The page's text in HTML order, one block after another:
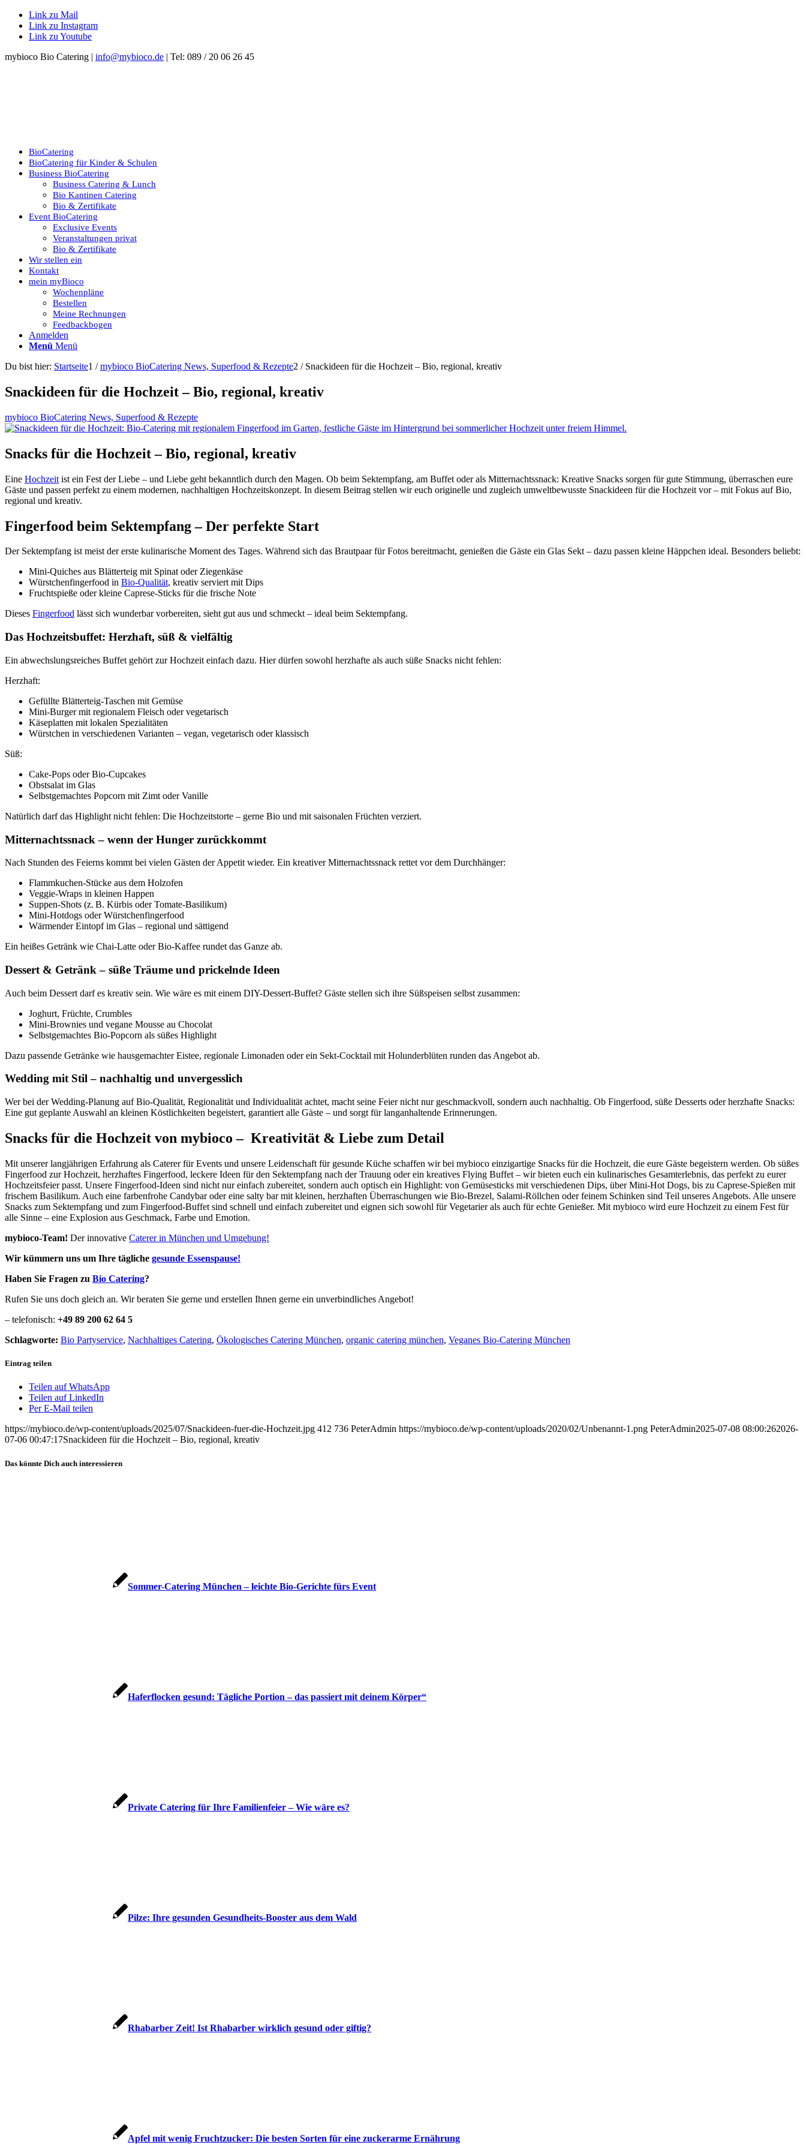
Link zu Mail
Link zu Instagram
Link zu Youtube
mybioco Bio Catering | info@mybioco.de | Tel: 089 / 20 06 26 45
BioCatering
BioCatering für Kinder & Schulen
Business BioCatering
Business Catering & Lunch
Bio Kantinen Catering
Bio & Zertifikate
Event BioCatering
Exclusive Events
Veranstaltungen privat
Bio & Zertifikate
Wir stellen ein
Kontakt
mein myBioco
Wochenpläne
Bestellen
Meine Rechnungen
Feedbackbogen
Anmelden
Menü Menü
Du bist hier: Startseite1 / mybioco BioCatering News, Superfood & Rezepte2 / Snackideen für die Hochzeit – Bio, regional, kreativ
Snackideen für die Hochzeit – Bio, regional, kreativ
mybioco BioCatering News, Superfood & Rezepte
Snacks für die Hochzeit – Bio, regional, kreativ
Eine Hochzeit ist ein Fest der Liebe – und Liebe geht bekanntlich durch den Magen. Ob beim Sektempfang, am Buffet oder als Mitternachtssnack: Kreative Snacks sorgen für gute Stimmung, überraschen eure
Gäste und passen perfekt zu einem modernen, nachhaltigen Hochzeitskonzept. In diesem Beitrag stellen wir euch originelle und zugleich umweltbewusste Snackideen für die Hochzeit vor – mit Fokus auf Bio,
regional und kreativ.
Fingerfood beim Sektempfang – Der perfekte Start
Der Sektempfang ist meist der erste kulinarische Moment des Tages. Während sich das Brautpaar für Fotos bereitmacht, genießen die Gäste ein Glas Sekt – dazu passen kleine Häppchen ideal. Besonders beliebt:
Mini-Quiches aus Blätterteig mit Spinat oder Ziegenkäse
Würstchenfingerfood in Bio-Qualität, kreativ serviert mit Dips
Fruchtspieße oder kleine Caprese-Sticks für die frische Note
Dieses Fingerfood lässt sich wunderbar vorbereiten, sieht gut aus und schmeckt – ideal beim Sektempfang.
Das Hochzeitsbuffet: Herzhaft, süß & vielfältig
Ein abwechslungsreiches Buffet gehört zur Hochzeit einfach dazu. Hier dürfen sowohl herzhafte als auch süße Snacks nicht fehlen:
Herzhaft:
Gefüllte Blätterteig-Taschen mit Gemüse
Mini-Burger mit regionalem Fleisch oder vegetarisch
Käseplatten mit lokalen Spezialitäten
Würstchen in verschiedenen Varianten – vegan, vegetarisch oder klassisch
Süß:
Cake-Pops oder Bio-Cupcakes
Obstsalat im Glas
Selbstgemachtes Popcorn mit Zimt oder Vanille
Natürlich darf das Highlight nicht fehlen: Die Hochzeitstorte – gerne Bio und mit saisonalen Früchten verziert.
Mitternachtssnack – wenn der Hunger zurückkommt
Nach Stunden des Feierns kommt bei vielen Gästen der Appetit wieder. Ein kreativer Mitternachtssnack rettet vor dem Durchhänger:
Flammkuchen-Stücke aus dem Holzofen
Veggie-Wraps in kleinen Happen
Suppen-Shots (z. B. Kürbis oder Tomate-Basilikum)
Mini-Hotdogs oder Würstchenfingerfood
Wärmender Eintopf im Glas – regional und sättigend
Ein heißes Getränk wie Chai-Latte oder Bio-Kaffee rundet das Ganze ab.
Dessert & Getränk – süße Träume und prickelnde Ideen
Auch beim Dessert darf es kreativ sein. Wie wäre es mit einem DIY-Dessert-Buffet? Gäste stellen sich ihre Süßspeisen selbst zusammen:
Joghurt, Früchte, Crumbles
Mini-Brownies und vegane Mousse au Chocolat
Selbstgemachtes Bio-Popcorn als süßes Highlight
Dazu passende Getränke wie hausgemachter Eistee, regionale Limonaden oder ein Sekt-Cocktail mit Holunderblüten runden das Angebot ab.
Wedding mit Stil – nachhaltig und unvergesslich
Wer bei der Wedding-Planung auf Bio-Qualität, Regionalität und Individualität achtet, macht seine Feier nicht nur geschmackvoll, sondern auch nachhaltig. Ob Fingerfood, süße Desserts oder herzhafte Snacks:
Eine gut geplante Auswahl an kleinen Köstlichkeiten begeistert, garantiert alle Gäste – und sorgt für langanhaltende Erinnerungen.
Snacks für die Hochzeit von mybioco – Kreativität & Liebe zum Detail
Mit unserer langjährigen Erfahrung als Caterer für Events und unsere Leidenschaft für gesunde Küche schaffen wir bei mybioco einzigartige Snacks für die Hochzeit, die eure Gäste begeistern werden. Ob süßes
Fingerfood zur Hochzeit, herzhaftes Fingerfood, leckere Ideen für den Sektempfang nach der Trauung oder ein kreatives Flying Buffet – wir bieten euch ein kulinarisches Gesamterlebnis, das perfekt zu eurer
Hochzeitsfeier passt. Unsere Fingerfood-Ideen sind nicht nur einfach zubereitet, sondern auch optisch ein Highlight: von Gemüsesticks mit verschiedenen Dips, über Mini-Hot Dogs, bis zu Caprese-Spießen mit
frischem Basilikum. Auch eine farbenfrohe Candybar oder eine salty bar mit kleinen, herzhaften Überraschungen wie Bio-Brezel, Salami-Röllchen oder feinem Schinken sind Teil unseres Angebots. Alle unsere
Snacks zum Sektempfang und zum Fingerfood-Buffet sind schnell und einfach zubereitet und eignen sich sowohl für Vegetarier als auch für echte Genießer. Mit mybioco wird eure Hochzeit zu einem Fest für
alle Sinne – eine Explosion aus Geschmack, Farbe und Emotion.
mybioco-Team! Der innovative Caterer in München und Umgebung!
Wir kümmern uns um Ihre tägliche gesunde Essenspause!
Haben Sie Fragen zu Bio Catering?
Rufen Sie uns doch gleich an. Wir beraten Sie gerne und erstellen Ihnen gerne ein unverbindliches Angebot!
– telefonisch: +49 89 200 62 64 5
Schlagworte: Bio Partyservice, Nachhaltiges Catering, Ökologisches Catering München, organic catering münchen, Veganes Bio-Catering München
Eintrag teilen
Teilen auf WhatsApp
Teilen auf LinkedIn
Per E-Mail teilen
https://mybioco.de/wp-content/uploads/2025/07/Snackideen-fuer-die-Hochzeit.jpg 412 736 PeterAdmin https://mybioco.de/wp-content/uploads/2020/02/Unbenannt-1.png PeterAdmin2025-07-08 08:00:262026-
07-06 00:47:17Snackideen für die Hochzeit – Bio, regional, kreativ
Das könnte Dich auch interessieren
Sommer-Catering München – leichte Bio-Gerichte fürs Event
Haferflocken gesund: Tägliche Portion – das passiert mit deinem Körper“
Private Catering für Ihre Familienfeier – Wie wäre es?
Pilze: Ihre gesunden Gesundheits-Booster aus dem Wald
Rhabarber Zeit! Ist Rhabarber wirklich gesund oder giftig?
Apfel mit wenig Fruchtzucker: Die besten Sorten für eine zuckerarme Ernährung